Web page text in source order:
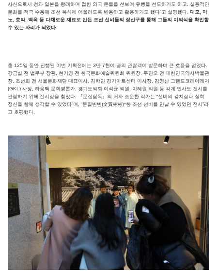
사신으로서 청과 일본을 왕래하며 접한 외국 문물을 선보여 유행을 선도하기도 하고, 실용적인
문화를 적극 수용해 조선 복식에 어울리도록 변용하고 활용하기도 했다”고 설명했다. 대모, 마
노, 호박, 백옥 등 다채로운 재료로 만든 조선 선비들의 장신구를 통해 그들의 미의식을 확인할
수 있는 자리가 되었다.
총 125일 동안 진행된 이번 기획전에는 3만 7천여 명의 관람객이 방문하며 큰 호응을 얻었다.
강금실 전 법무부 장관, 현기영 전 한국문화예술위원회 위원장, 주진오 전 대한민국역사박물관
장, 조선희 전 서울문화재단 대표이사, 김학민 경기아트센터 이사장, 김영산 그랜드코리아레저
(GKL) 사장, 하응백 문학평론가, 경기도의회 이석균 의원, 이혜원 의원 등 각계 인사도 전시를
관람하기 위해 전시장을 찾았다. 『문집탐독』의 저자 조운찬 작가는 “선비의 겉치장과 실학
정신을 함께 생각할 수 있었다”며, “문질빈빈(文質彬彬)*한 조선 선비를 만날 수 있었던 전시”라
고 호평했다.